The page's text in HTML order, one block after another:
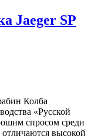
Jaeger SP
Колба
«Русской
спросом среди
высокой